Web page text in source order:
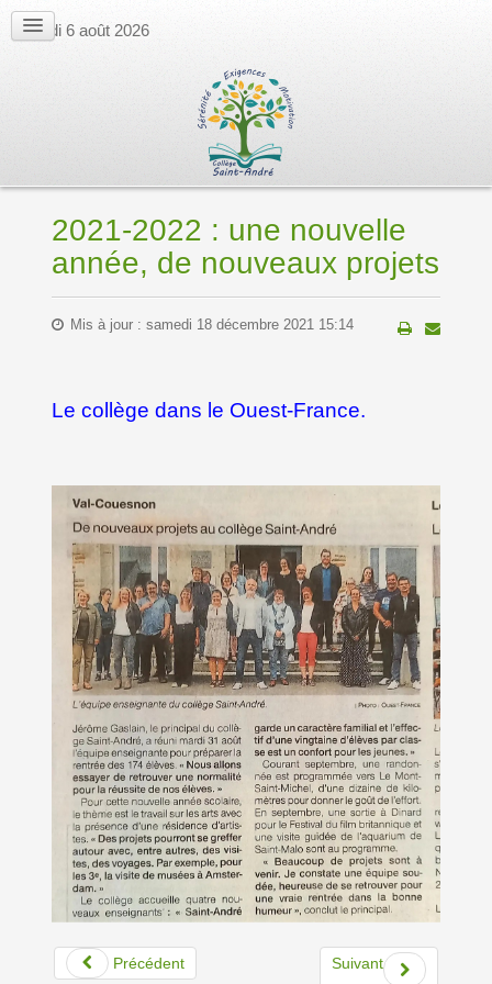
jeudi 6 août 2026
2021-2022 : une nouvelle
année, de nouveaux projets
Mis à jour : samedi 18 décembre 2021 15:14
Le collège dans le Ouest-France.
Précédent Suivant